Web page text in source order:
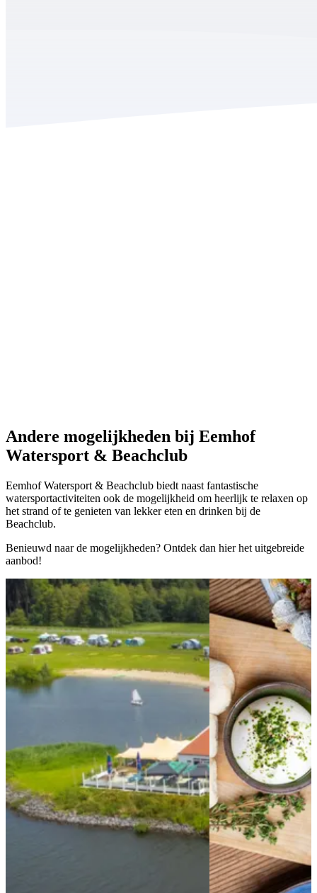
Andere mogelijkheden bij Eemhof
Watersport & Beachclub
Eemhof Watersport & Beachclub biedt naast fantastische
watersportactiviteiten ook de mogelijkheid om heerlijk te relaxen op
het strand of te genieten van lekker eten en drinken bij de
Beachclub.
Benieuwd naar de mogelijkheden? Ontdek dan hier het uitgebreide
aanbod!